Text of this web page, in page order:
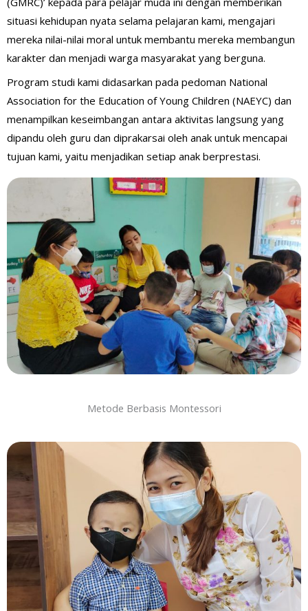
situasi kehidupan nyata selama pelajaran kami, mengajari
mereka nilai-nilai moral untuk membantu mereka membangun
karakter dan menjadi warga masyarakat yang berguna.
Program studi kami didasarkan pada pedoman National
Association for the Education of Young Children (NAEYC) dan
menampilkan keseimbangan antara aktivitas langsung yang
dipandu oleh guru dan diprakarsai oleh anak untuk mencapai
tujuan kami, yaitu menjadikan setiap anak berprestasi.
Metode Berbasis Montessori